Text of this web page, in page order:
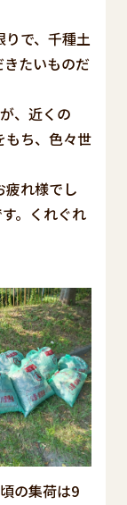
で、千種土
たいものだ
、近くの
もち、色々世
れ様でし
。くれぐれ
の集荷は9